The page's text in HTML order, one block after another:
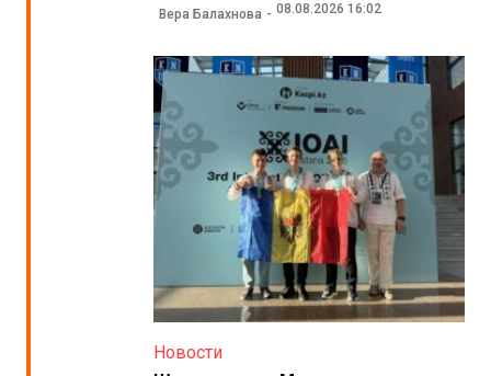
Вера Балахнова 08.08.2026 16:02
Новости